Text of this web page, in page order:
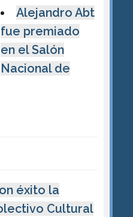
Alejandro Abt
fue premiado
en el Salón
Nacional de
éxito la
Cultural